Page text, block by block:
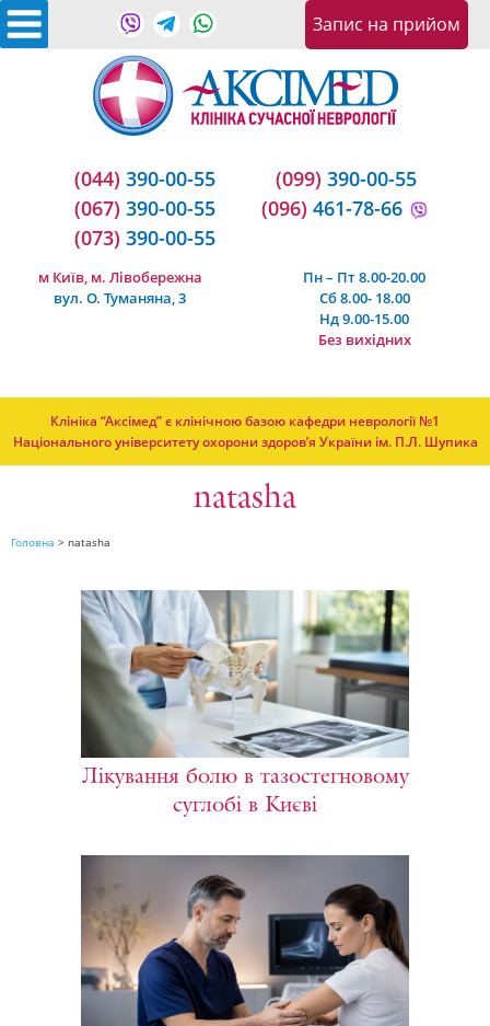
Запис на прийом
(044) 390-00-55
(067) 390-00-55
(073) 390-00-55
(099) 390-00-55
(096) 461-78-66
м Київ, м. Лівобережна
вул. О. Туманяна, 3
Пн – Пт 8.00-20.00
Сб 8.00- 18.00
Нд 9.00-15.00
Без вихідних
Клініка “Аксімед” є клінічною базою кафедри неврології №1
Національного університету охорони здоров’я України ім. П.Л. Шупика
natasha
Головна > natasha
Лікування болю в тазостегновому
суглобі в Києві